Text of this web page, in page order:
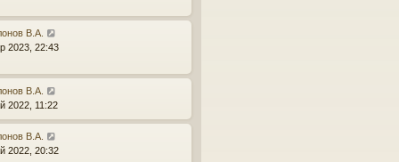
В.А.
2023, 22:43
В.А.
2022, 11:22
В.А.
2022, 20:32